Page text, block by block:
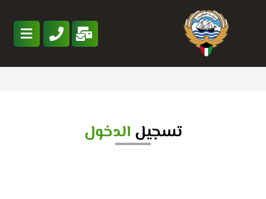
تسجيل الدخول